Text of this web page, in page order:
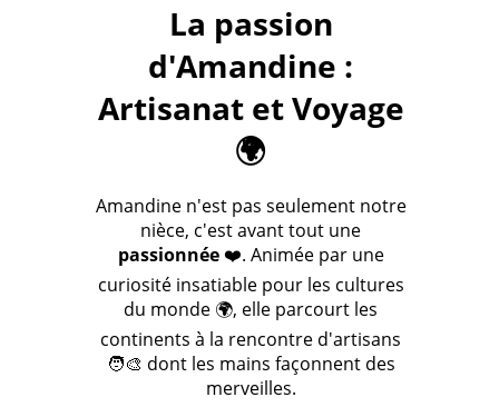
La passion
d'Amandine :
Artisanat et Voyage
🌍
Amandine n'est pas seulement notre
nièce, c'est avant tout une
passionnée❤️. Animée par une
curiosité insatiable pour les cultures
du monde 🌍, elle parcourt les
continents à la rencontre d'artisans
🧑‍🎨 dont les mains façonnent des
merveilles.